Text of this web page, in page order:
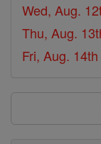
Wed, Aug.
Thu, Aug.
Fri, Aug. 14th